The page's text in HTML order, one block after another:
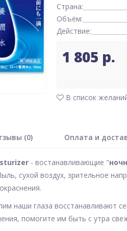
Страна:
Объём:
Действие:
1 805 р.
В список
(0) Оплата и
- востанавливающие "
сухой воздух, зрительное
наши глаза восстанавливают
помогите им быть с утра